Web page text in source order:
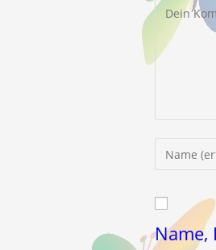
Kommentar
deinen
oder
zum
Name,